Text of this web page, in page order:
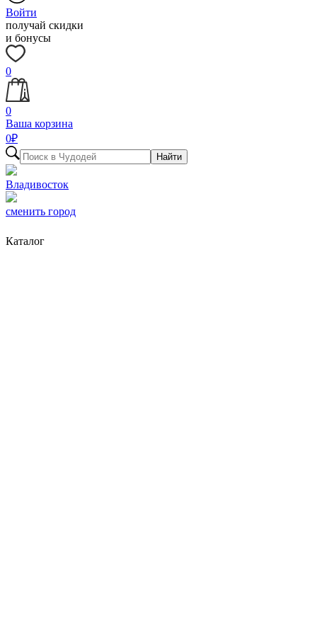
Войти
получай скидки
и бонусы
0
0
Ваша корзина
0₽
Найти
Владивосток
сменить город
Каталог